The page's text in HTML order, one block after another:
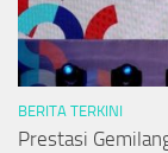
BERITA TERKINI
Prestasi